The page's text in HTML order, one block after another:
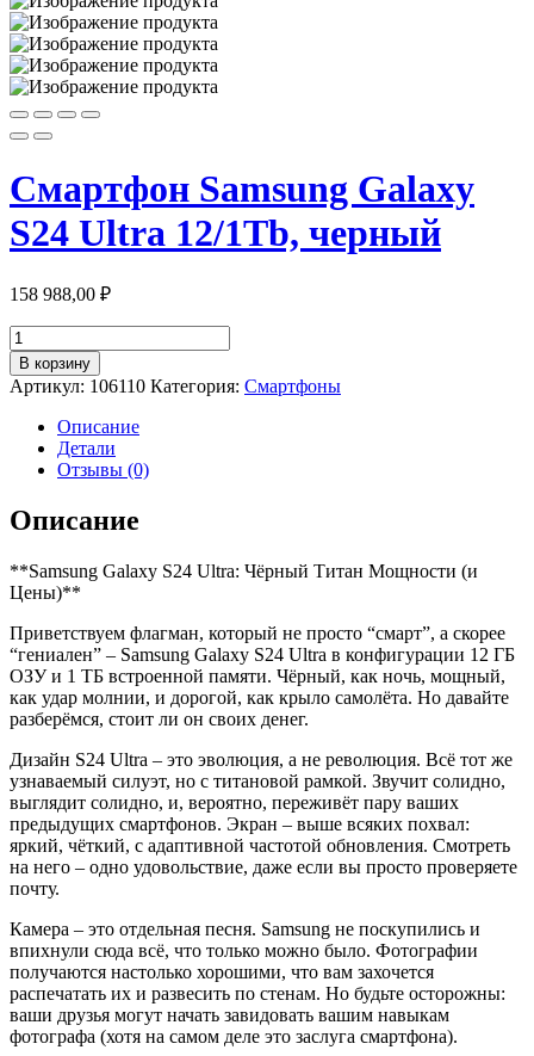
Смартфон Samsung Galaxy
S24 Ultra 12/1Tb, черный
158 988,00 ₽
Количество
товара
Смартфон
Samsung
Galaxy
Ultra
12/1Tb,
черный
В корзину
Артикул: 106110 Категория: Смартфоны
Описание
Детали
Отзывы (0)
Описание
**Samsung Galaxy S24 Ultra: Чёрный Титан Мощности (и
Цены)**
Приветствуем флагман, который не просто “смарт”, а скорее
“гениален” – Samsung Galaxy S24 Ultra в конфигурации 12 ГБ
ОЗУ и 1 ТБ встроенной памяти. Чёрный, как ночь, мощный,
как удар молнии, и дорогой, как крыло самолёта. Но давайте
разберёмся, стоит ли он своих денег.
Дизайн S24 Ultra – это эволюция, а не революция. Всё тот же
узнаваемый силуэт, но с титановой рамкой. Звучит солидно,
выглядит солидно, и, вероятно, переживёт пару ваших
предыдущих смартфонов. Экран – выше всяких похвал:
яркий, чёткий, с адаптивной частотой обновления. Смотреть
на него – одно удовольствие, даже если вы просто проверяете
почту.
Камера – это отдельная песня. Samsung не поскупились и
впихнули сюда всё, что только можно было. Фотографии
получаются настолько хорошими, что вам захочется
распечатать их и развесить по стенам. Но будьте осторожны:
ваши друзья могут начать завидовать вашим навыкам
фотографа (хотя на самом деле это заслуга смартфона).